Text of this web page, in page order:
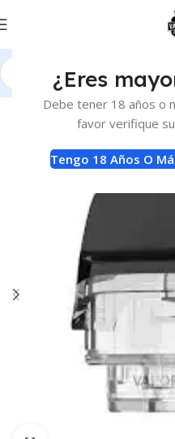
¿Eres
Debe tener 18 años o
favor verifique
Tengo 18 Años O
Inicio Atomizadores